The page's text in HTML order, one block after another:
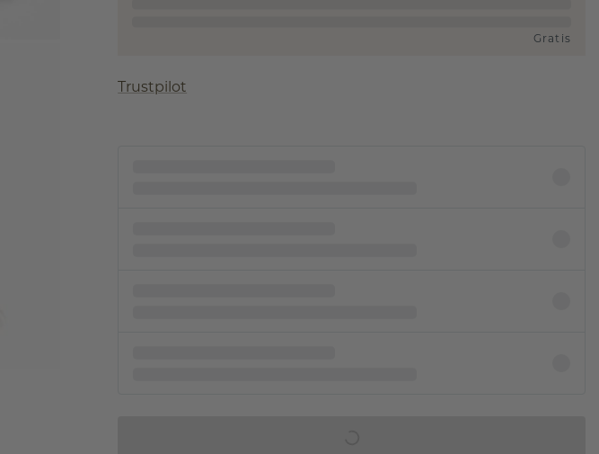
Gratis
Trustpilot